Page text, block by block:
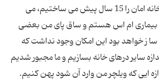
برای مثال وقتی ما خانه امان را 15 سال پیش می ساختیم، می
بیماری ام اس هستم و ساق پای من بعضی
ز خواهد بود این امكان وجود نداشت كه
سایر درهای خانه بسازیم و ما مجبور شدیم